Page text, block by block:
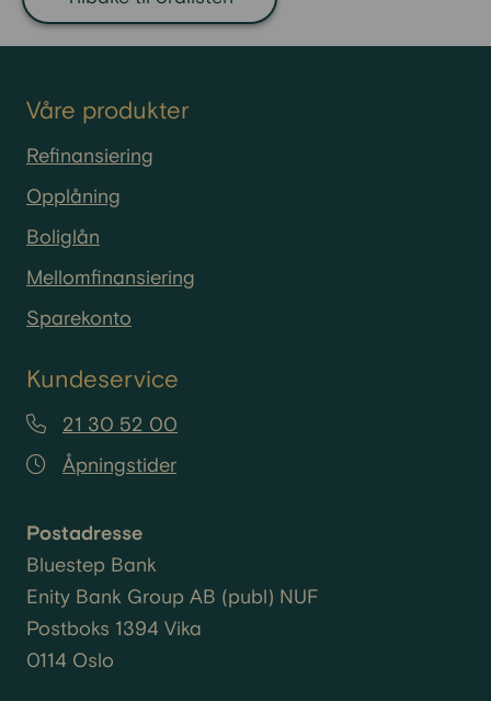
Våre produkter
Refinansiering
Opplåning
Boliglån
Mellomfinansiering
Sparekonto
Kundeservice
21 30 52 00
Åpningstider
Postadresse
Bluestep Bank
Enity Bank Group AB (publ) NUF
Postboks 1394 Vika
0114 Oslo